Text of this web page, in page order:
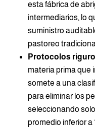
esta fábrica de
intermediarios, lo
suministro
pastoreo
Protocolos
materia prima que
somete a una
para eliminar los
seleccionando
promedio inferior a